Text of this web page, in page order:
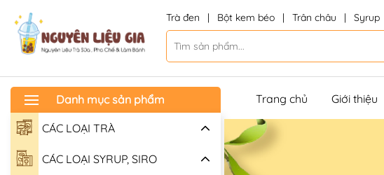
Trà đen | Bột kem béo | Trân châu | Syrup
Danh mục sản phẩm
CÁC LOẠI TRÀ
CÁC LOẠI SYRUP, SIRO
Trang chủ Giới thiệu